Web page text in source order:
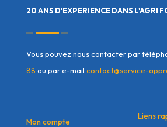
20 ANS D'EXPERIENCE DANS L'AGRI
Vous pouvez nous contacter par
88 ou par e-mail contact@service-
Mon compte
Liens